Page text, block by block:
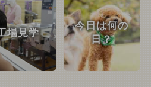
場見学
今日は何の
日？